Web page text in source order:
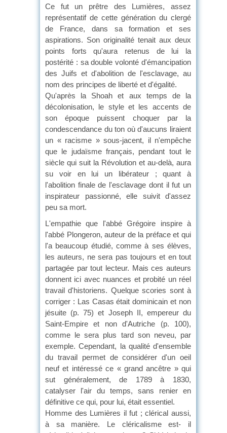
Ce fut un prêtre des Lumières, assez
représentatif de cette génération du clergé
de France, dans sa formation et ses
aspirations. Son originalité tenait aux deux
points forts qu'aura retenus de lui la
postérité : sa double volonté d'émancipation
des Juifs et d'abolition de l'esclavage, au
nom des principes de liberté et d'égalité.
Qu'après la Shoah et aux temps de la
décolonisation, le style et les accents de
son époque puissent choquer par la
condescendance du ton où d'aucuns liraient
un « racisme » sous-jacent, il n'empêche
que le judaïsme français, pendant tout le
siècle qui suit la Révolution et au-delà, aura
su voir en lui un libérateur ; quant à
l'abolition finale de l'esclavage dont il fut un
inspirateur passionné, elle suivit d'assez
peu sa mort.
L'empathie que l'abbé Grégoire inspire à
l'abbé Plongeron, auteur de la préface et qui
l'a beaucoup étudié, comme à ses élèves,
les auteurs, ne sera pas toujours et en tout
partagée par tout lecteur. Mais ces auteurs
donnent ici avec nuances et probité un réel
travail d'historiens. Quelque scories sont à
corriger : Las Casas était dominicain et non
jésuite (p. 75) et Joseph II, empereur du
Saint-Empire et non d'Autriche (p. 100),
comme le sera plus tard son neveu, par
exemple. Cependant, la qualité d'ensemble
du travail permet de considérer d'un oeil
neuf et intéressé ce « grand ancêtre » qui
sut généralement, de 1789 à 1830,
catalyser l'air du temps, sans renier en
définitive ce qui, pour lui, était essentiel.
Homme des Lumières il fut ; clérical aussi,
à sa manière. Le cléricalisme est- il